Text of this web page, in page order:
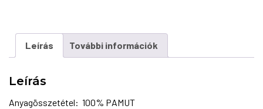
Leírás További információk
Leírás
Anyagösszetétel: 100% PAMUT